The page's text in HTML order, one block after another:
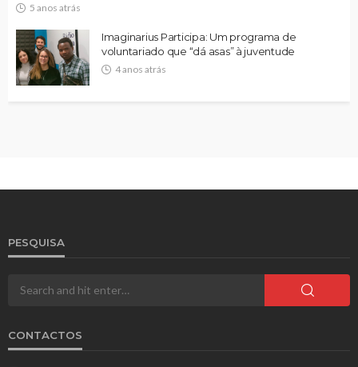
5 anos atrás
Imaginarius Participa: Um programa de
voluntariado que “dá asas” à juventude
4 anos atrás
PESQUISA
CONTACTOS